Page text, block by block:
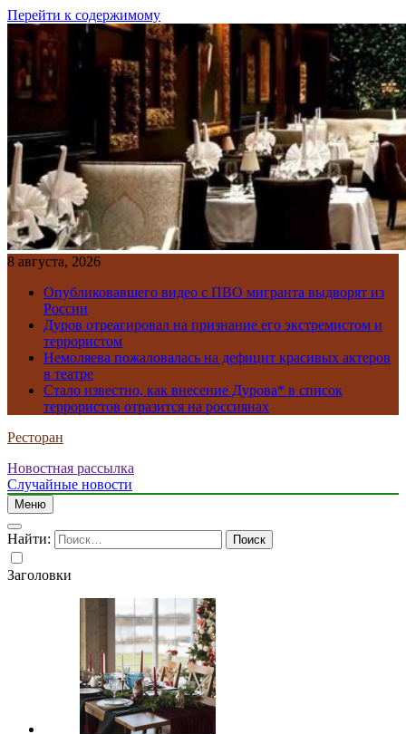
Перейти к содержимому
8 августа, 2026
Опубликовавшего видео с ПВО мигранта выдворят из
России
Дуров отреагировал на признание его экстремистом и
террористом
Немоляева пожаловалась на дефицит красивых актеров
в театре
Стало известно, как внесение Дурова* в список
террористов отразится на россиянах
Ресторан
Новостная рассылка
Случайные новости
Меню
Найти:
Заголовки